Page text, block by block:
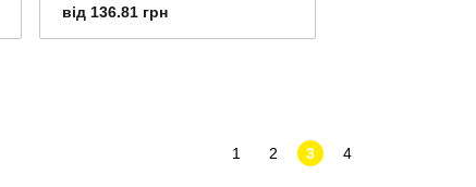
від 136.81 грн
1 2 3 4